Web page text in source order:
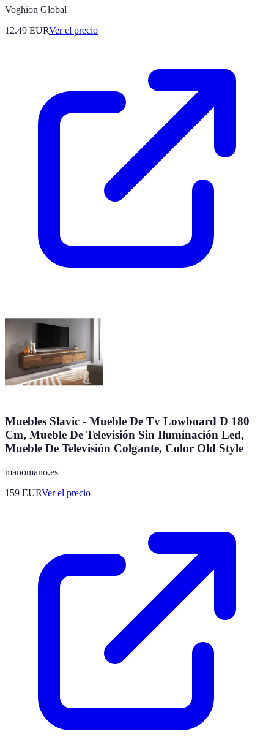
Voghion Global
12.49 EURVer el precio
Muebles Slavic - Mueble De Tv Lowboard D 180
Cm, Mueble De Televisión Sin Iluminación Led,
Mueble De Televisión Colgante, Color Old Style
manomano.es
159 EURVer el precio